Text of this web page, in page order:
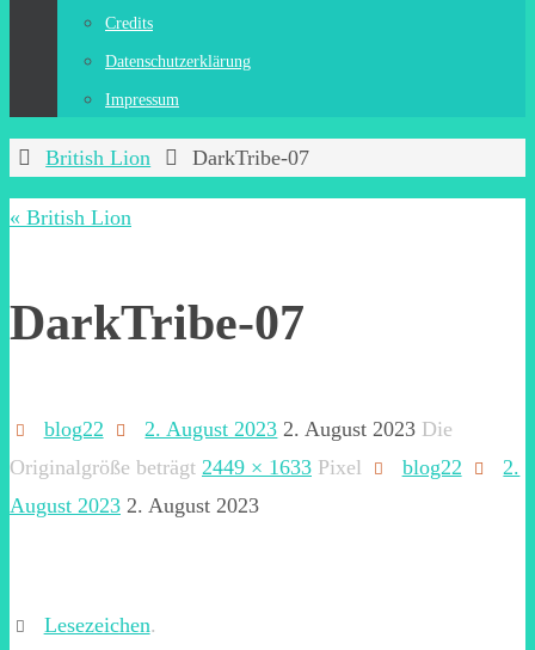
Credits
Datenschutzerklärung
Impressum
StartBritish Lion DarkTribe-07
« British Lion
DarkTribe-07
blog22 2. August 2023 2. August 2023 Die
Originalgröße beträgt 2449 × 1633 Pixel blog22
2.
August 2023 2. August 2023
Lesezeichen.